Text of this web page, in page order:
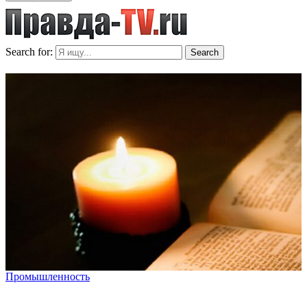
Search for: Search
Промышленность